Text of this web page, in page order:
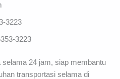
3223
3223
selama 24 jam, siap membantu
transportasi selama di